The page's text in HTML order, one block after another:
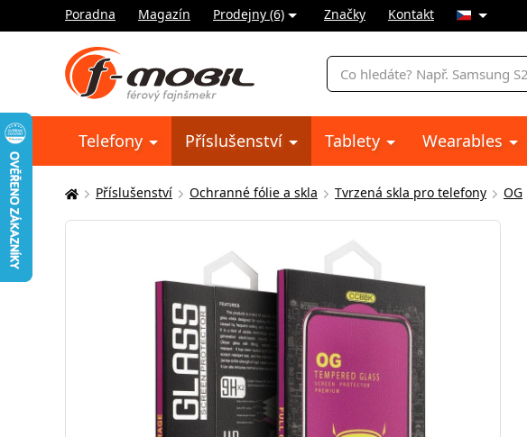
Poradna Magazín Prodejny (6) Značky Kontakt
Vyhledávání
Telefony Příslušenství Tablety Wearables
Zde
se
Příslušenství Ochranné fólie a skla Tvrzená skla pro telefony OG